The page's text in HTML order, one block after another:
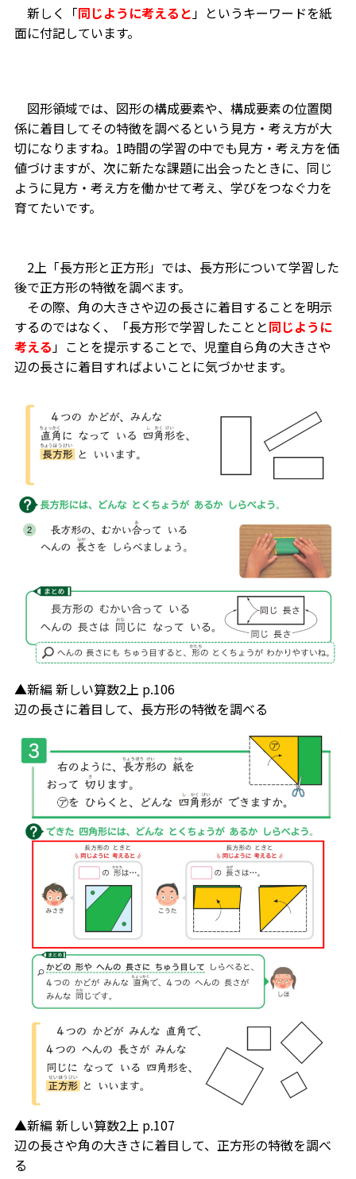
新しく「同じように考えると 」というキーワードを紙
面に付記しています。
図形領域では、図形の構成要素や、構成要素の位置関
係に着目してその特徴を調べるという見方・考え方が大
切になりますね。1時間の学習の中でも見方・考え方を価
値づけますが、次に新たな課題に出会ったときに、同じ
ように見方・考え方を働かせて考え、学びをつなぐ力を
育てたいです。
2上「長方形と正方形」では、長方形について学習した
後で正方形の特徴を調べます。
その際、角の大きさや辺の長さに着目することを明示
するのではなく、「長方形で学習したことと同じように
考える 」ことを提示することで、児童自ら角の大きさや
辺の長さに着目すればよいことに気づかせます。
▲新編 新しい算数2上 p.106
辺の長さに着目して、長方形の特徴を調べる
▲新編 新しい算数2上 p.107
辺の長さや角の大きさに着目して、正方形の特徴を調べ
る